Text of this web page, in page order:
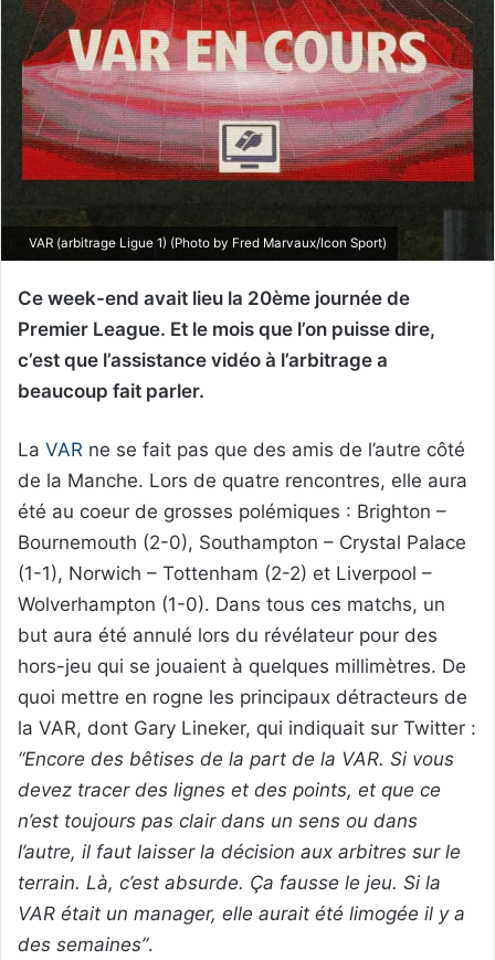
VAR (arbitrage Ligue 1) (Photo by Fred Marvaux/Icon Sport)
Ce week-end avait lieu la 20ème journée de
Premier League. Et le mois que l’on puisse dire,
c’est que l’assistance vidéo à l’arbitrage a
beaucoup fait parler.
La VAR ne se fait pas que des amis de l’autre côté
de la Manche. Lors de quatre rencontres, elle aura
été au coeur de grosses polémiques : Brighton –
Bournemouth (2-0), Southampton – Crystal Palace
(1-1), Norwich – Tottenham (2-2) et Liverpool –
Wolverhampton (1-0). Dans tous ces matchs, un
but aura été annulé lors du révélateur pour des
hors-jeu qui se jouaient à quelques millimètres. De
quoi mettre en rogne les principaux détracteurs de
la VAR, dont Gary Lineker, qui indiquait sur Twitter :
“Encore des bêtises de la part de la VAR. Si vous
devez tracer des lignes et des points, et que ce
n’est toujours pas clair dans un sens ou dans
l’autre, il faut laisser la décision aux arbitres sur le
terrain. Là, c’est absurde. Ça fausse le jeu. Si la
VAR était un manager, elle aurait été limogée il y a
des semaines”.